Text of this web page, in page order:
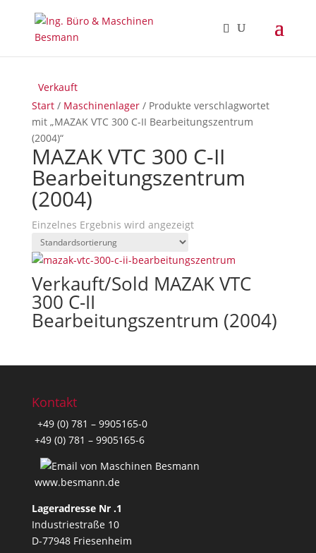
Start/ Maschinenlager/ Produkte verschlagwortet
mit „MAZAK VTC 300 C-II Bearbeitungszentrum
(2004)“
MAZAK VTC 300 C-II
Bearbeitungszentrum
(2004)
Einzelnes Ergebnis wird angezeigt
Verkauft
Verkauft/Sold MAZAK VTC
300 C-II
Bearbeitungszentrum (2004)
Kontakt
+49 (0) 781 – 9905165-0
+49 (0) 781 – 9905165-6
www.besmann.de
Lageradresse Nr .1
Industriestraße 10
D-77948 Friesenheim